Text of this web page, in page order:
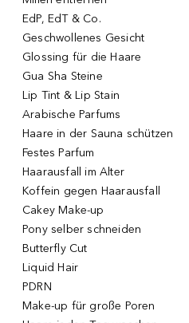
EdP, EdT & Co.
Geschwollenes Gesicht
Glossing für die Haare
Gua Sha Steine
Lip Tint & Lip Stain
Arabische Parfums
Haare in der Sauna schützen
Festes Parfum
Haarausfall im Alter
Koffein gegen Haarausfall
Cakey Make-up
Pony selber schneiden
Butterfly Cut
Liquid Hair
PDRN
Make-up für große Poren